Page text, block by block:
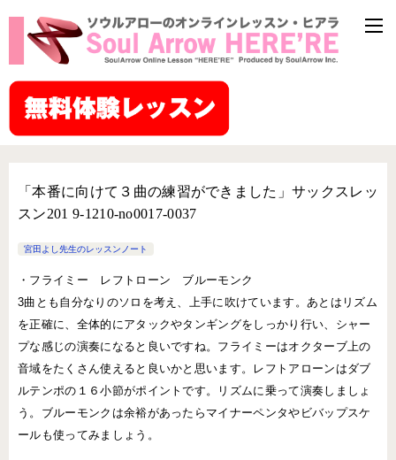
「本番に向けて３曲の練習ができました」サックスレッ
スン201 9-1210-no0017-0037
宮田よし先生のレッスンノート
・フライミー レフトローン ブルーモンク
3曲とも自分なりのソロを考え、上手に吹けています。あとはリズム
を正確に、全体的にアタックやタンギングをしっかり行い、シャー
プな感じの演奏になると良いですね。フライミーはオクターブ上の
音域をたくさん使えると良いかと思います。レフトアローンはダブ
ルテンポの１６小節がポイントです。リズムに乗って演奏しましょ
う。ブルーモンクは余裕があったらマイナーペンタやビバップスケ
ールも使ってみましょう。